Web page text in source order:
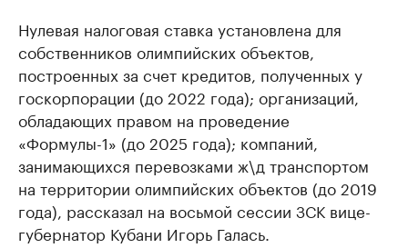
Нулевая налоговая ставка установлена для
собственников олимпийских объектов,
построенных за счет кредитов, полученных у
госкорпорации (до 2022 года); организаций,
обладающих правом на проведение
«Формулы-1» (до 2025 года); компаний,
занимающихся перевозками ж\д транспортом
на территории олимпийских объектов (до 2019
года), рассказал на восьмой сессии ЗСК вице-
губернатор Кубани Игорь Галась.